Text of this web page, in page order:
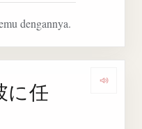
dengannya.
に任